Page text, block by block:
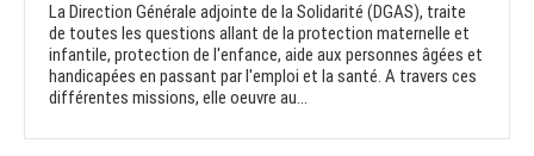
La Direction Générale adjointe de la Solidarité (DGAS), traite
de toutes les questions allant de la protection maternelle et
infantile, protection de l'enfance, aide aux personnes âgées et
handicapées en passant par l'emploi et la santé. A travers ces
différentes missions, elle oeuvre au...